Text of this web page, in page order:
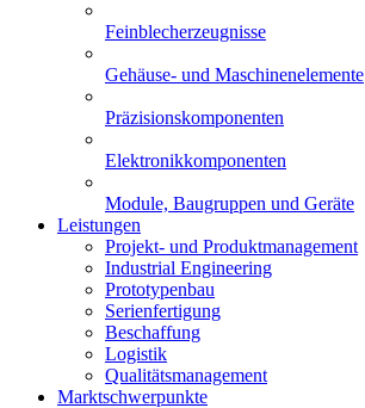
Feinblecherzeugnisse
Gehäuse- und Maschinenelemente
Präzisionskomponenten
Elektronikkomponenten
Module, Baugruppen und Geräte
Leistungen
Projekt- und Produktmanagement
Industrial Engineering
Prototypenbau
Serienfertigung
Beschaffung
Logistik
Qualitätsmanagement
Marktschwerpunkte